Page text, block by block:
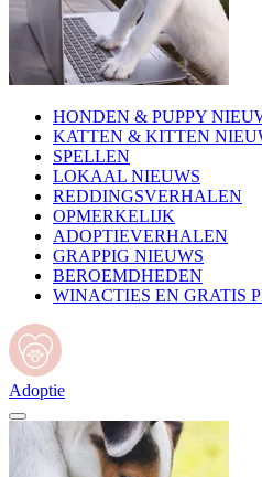
HONDEN & PUPPY
KATTEN & KITTEN
SPELLEN
LOKAAL NIEUWS
REDDINGSVERHALEN
OPMERKELIJK
ADOPTIEVERHALEN
GRAPPIG NIEUWS
BEROEMDHEDEN
WINACTIES EN GRATIS
Adoptie